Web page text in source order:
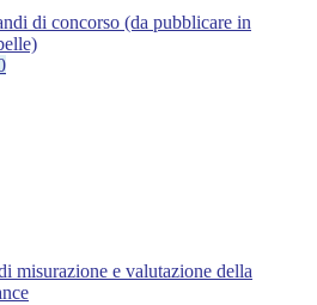
di concorso (da pubblicare in
misurazione e valutazione della